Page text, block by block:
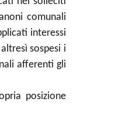
comunali
interessi
sospesi i
afferenti gli
posizione